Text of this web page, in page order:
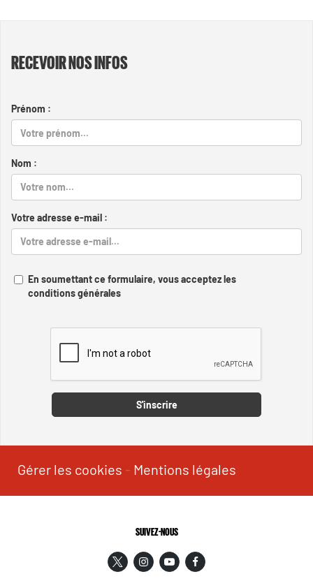
RECEVOIR NOS INFOS
Prénom :
Nom :
Votre adresse e-mail :
En soumettant ce formulaire, vous acceptez les
conditions générales
S'inscrire
Gérer les cookies - Mentions légales
SUIVEZ-NOUS